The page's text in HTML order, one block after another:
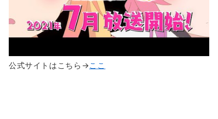
公式サイトはこちら→ここ